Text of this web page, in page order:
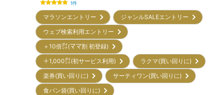
1件
マラソンエントリー
ジャンルSALEエントリー
ウェブ検索利用エントリー
＋10倍㌽(ママ割 初登録)
＋1,000㌽(初サービス利用)
ラクマ(買い回りに)
楽券(買い回りに)
サーティワン(買い回りに)
食パン袋(買い回りに)